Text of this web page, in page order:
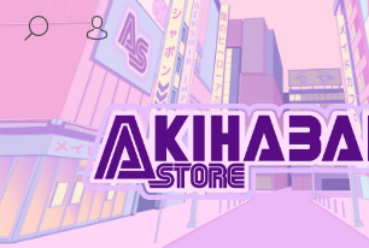
na
HLEDAT
PŘIHLÁŠENÍ
K
K
ZPĚT
ZPĚT
C
O
P
O